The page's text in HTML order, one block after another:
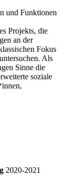
und Funktionen
Projekts, die
an der
Fokus
Als
Sinne die
soziale
2020-2021